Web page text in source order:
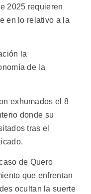
2025 requieren
en lo relativo a la
la
de la
exhumados el 8
donde su
tras el
de Quero
que enfrentan
ocultan la suerte